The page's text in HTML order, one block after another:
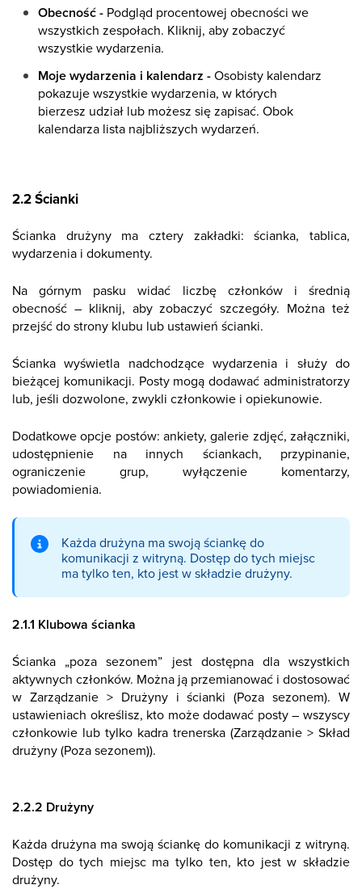
Obecność - Podgląd procentowej obecności we
wszystkich zespołach. Kliknij, aby zobaczyć
wszystkie wydarzenia.
Moje wydarzenia i kalendarz -Osobisty kalendarz
pokazuje wszystkie wydarzenia, w których
bierzesz udział lub możesz się zapisać. Obok
kalendarza lista najbliższych wydarzeń.
2.2 Ścianki
Ścianka drużyny ma cztery zakładki: ścianka, tablica,
wydarzenia i dokumenty.
Na górnym pasku widać liczbę członków i średnią
obecność – kliknij, aby zobaczyć szczegóły. Można też
przejść do strony klubu lub ustawień ścianki.
Ścianka wyświetla nadchodzące wydarzenia i służy do
bieżącej komunikacji. Posty mogą dodawać administratorzy
lub, jeśli dozwolone, zwykli członkowie i opiekunowie.
Dodatkowe opcje postów: ankiety, galerie zdjęć, załączniki,
udostępnienie na innych ściankach, przypinanie,
ograniczenie grup, wyłączenie komentarzy,
powiadomienia.
Każda drużyna ma swoją ściankę do
komunikacji z witryną. Dostęp do tych miejsc
ma tylko ten, kto jest w składzie drużyny.
2.1.1 Klubowa ścianka
Ścianka „poza sezonem” jest dostępna dla wszystkich
aktywnych członków. Można ją przemianować i dostosować
w Zarządzanie > Drużyny i ścianki (Poza sezonem). W
ustawieniach określisz, kto może dodawać posty – wszyscy
członkowie lub tylko kadra trenerska (Zarządzanie > Skład
drużyny (Poza sezonem)).
2.2.2 Drużyny
Każda drużyna ma swoją ściankę do komunikacji z witryną.
Dostęp do tych miejsc ma tylko ten, kto jest w składzie
drużyny.